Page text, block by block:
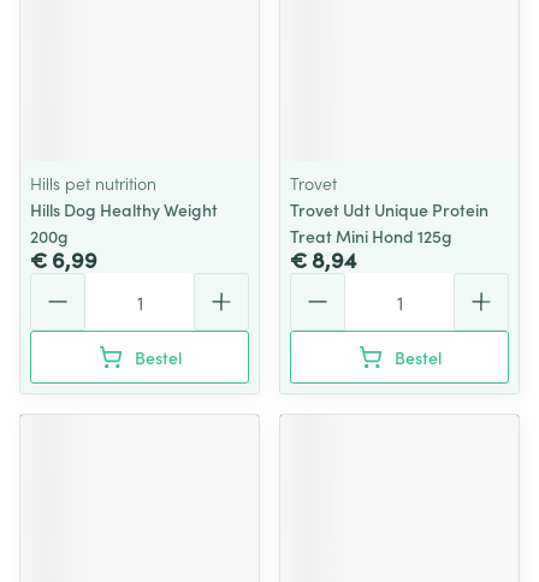
Hills pet nutrition
Hills Dog Healthy Weight
200g
€ 6,99
Bestel
Trovet
Trovet Udt Unique Protein
Treat Mini Hond 125g
€ 8,94
Bestel